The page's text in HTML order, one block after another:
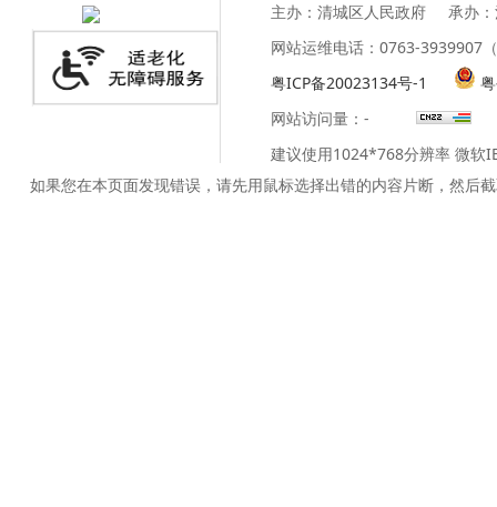
主办：清城区人民政府
承办
网站运维电话：0763-3939907
粤ICP备20023134号-1
网站访问量： -
建议使用1024*768分辨率 微软
如果您在本页面发现错误，请先用鼠标选择出错的内容片断，然后